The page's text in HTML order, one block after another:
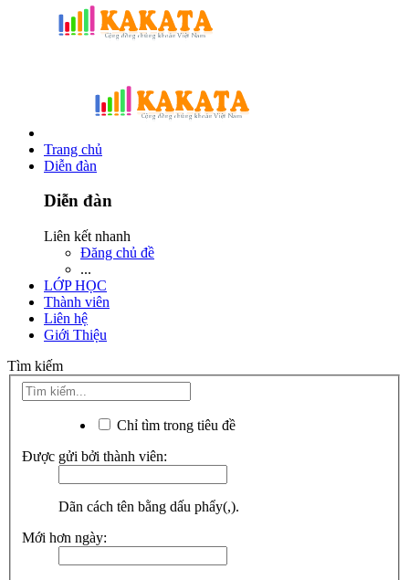
Trang chủ
Diễn đàn
Diễn đàn
Liên kết nhanh
Đăng chủ đề
...
LỚP HỌC
Thành viên
Liên hệ
Giới Thiệu
Tìm kiếm
Chỉ tìm trong tiêu đề
Được gửi bởi thành viên:
Dãn cách tên bằng dấu phẩy(,).
Mới hơn ngày: